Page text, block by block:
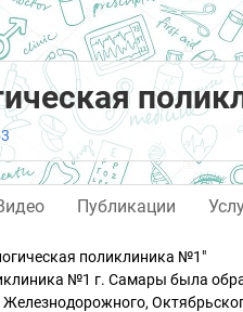
Публикации
поликлиника №1"
№1 г. Самары была
Железнодорожного,